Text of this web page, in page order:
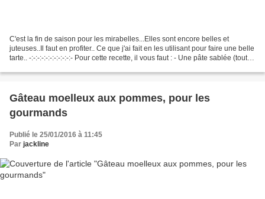
C'est la fin de saison pour les mirabelles...Elles sont encore belles et
juteuses..Il faut en profiter.. Ce que j'ai fait en les utilisant pour faire une belle
tarte.. -:-:-:-:-:-:-:-:-:-:- Pour cette recette, il vous faut : - Une pâte sablée (toute
Gâteau moelleux aux pommes, pour les
gourmands
Publié le 25/01/2016 à 11:45
Par jackline